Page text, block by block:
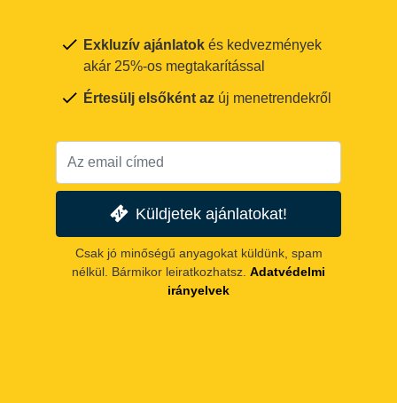
Exkluzív ajánlatok és kedvezmények
akár 25%-os megtakarítással
Értesülj elsőként az új menetrendekről
Küldjetek ajánlatokat!
Csak jó minőségű anyagokat küldünk, spam
nélkül. Bármikor leiratkozhatsz. Adatvédelmi
irányelvek